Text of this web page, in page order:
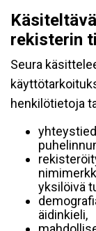
rekisterin
Seura
henkilötietoja
yksilöivä
äidinkieli,